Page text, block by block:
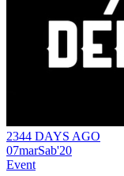
2344 DAYS AGO
07marSab'20
Event